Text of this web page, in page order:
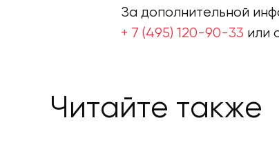
За дополнительной
+ 7 (495) 120-90-33 или
Читайте также